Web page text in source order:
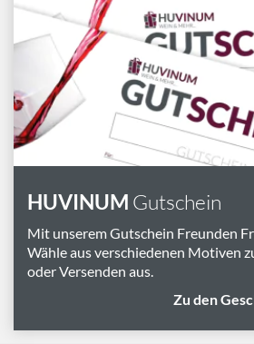
Geschenk-
Marken
Inspiration
Rezepte &
Wissenswelt
Magazin
Schlagworte
Gutscheine
HUVINUM Gutschein
Mit unserem Gutschein Freunden
Wähle aus verschiedenen Motiven
oder Versenden aus.
Zu den